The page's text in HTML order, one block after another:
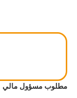
مطلوب مسؤول مالي